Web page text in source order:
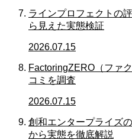
ラインプロフェクトの
ら見えた実態検証
2026.07.15
FactoringZERO（ファ
コミを調査
2026.07.15
創和エンタープライズ
から実態を徹底解説